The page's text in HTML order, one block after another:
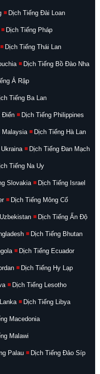
Dịch Tiếng Đài Loan
Dịch Tiếng Pháp
Dịch Tiếng Thái Lan
Dịch Tiếng Bồ Đào Nha
Ả Rập
Tiếng Ba Lan
Điển Dịch Tiếng Philippines
Malaysia Dịch Tiếng Hà Lan
Dịch Tiếng Đan Mạch
Tiếng Na Uy
Slovakia Dịch Tiếng Israel
Dịch Tiếng Mông Cổ
Dịch Tiếng Ấn Độ
Dịch Tiếng Bhutan
Dịch Tiếng Ecuador
Dịch Tiếng Hy Lạp
Dịch Tiếng Lesotho
Dịch Tiếng Libya
Macedonia
Malawi
Palau Dịch Tiếng Đảo Síp